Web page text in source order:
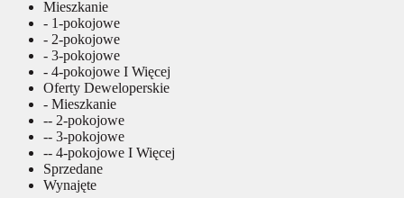
Mieszkanie
- 1-pokojowe
- 2-pokojowe
- 3-pokojowe
- 4-pokojowe I Więcej
Oferty Deweloperskie
- Mieszkanie
-- 2-pokojowe
-- 3-pokojowe
-- 4-pokojowe I Więcej
Sprzedane
Wynajęte